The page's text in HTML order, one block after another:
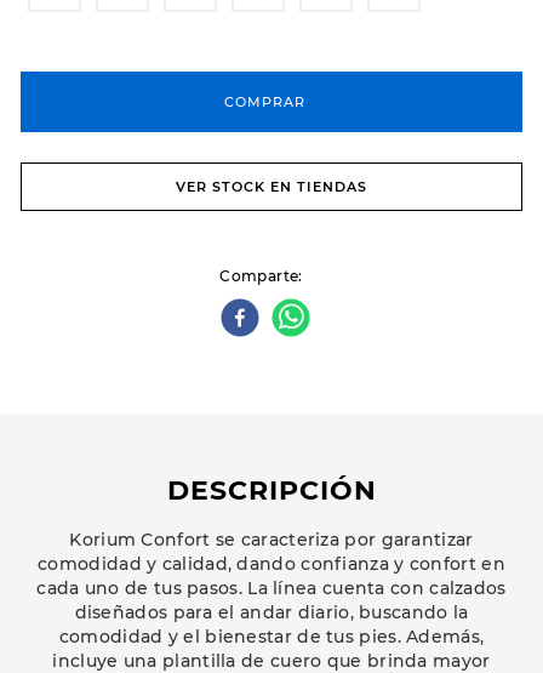
COMPRAR
VER STOCK EN TIENDAS
Comparte
DESCRIPCIÓN
Korium Confort se caracteriza por garantizar
comodidad y calidad, dando confianza y confort en
cada uno de tus pasos. La línea cuenta con calzados
diseñados para el andar diario, buscando la
comodidad y el bienestar de tus pies. Además,
incluye una plantilla de cuero que brinda mayor